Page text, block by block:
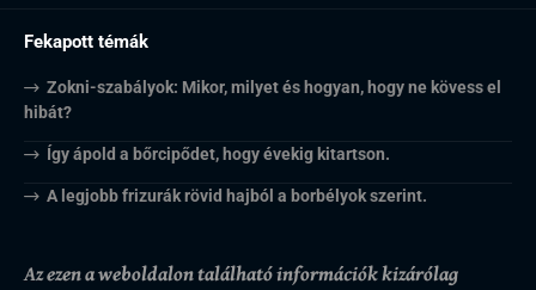
Fekapott témák
Zokni-szabályok: Mikor, milyet és hogyan, hogy ne kövess el
hibát?
Így ápold a bőrcipődet, hogy évekig kitartson.
A legjobb frizurák rövid hajból a borbélyok szerint.
Az ezen a weboldalon található információk kizárólag